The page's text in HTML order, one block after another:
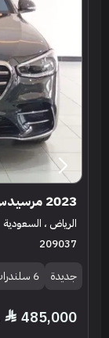
2023 مرسيدس - بنز إس 450
الرياض ، السعودية
209037
جديدة 6 سلندرات
485,000